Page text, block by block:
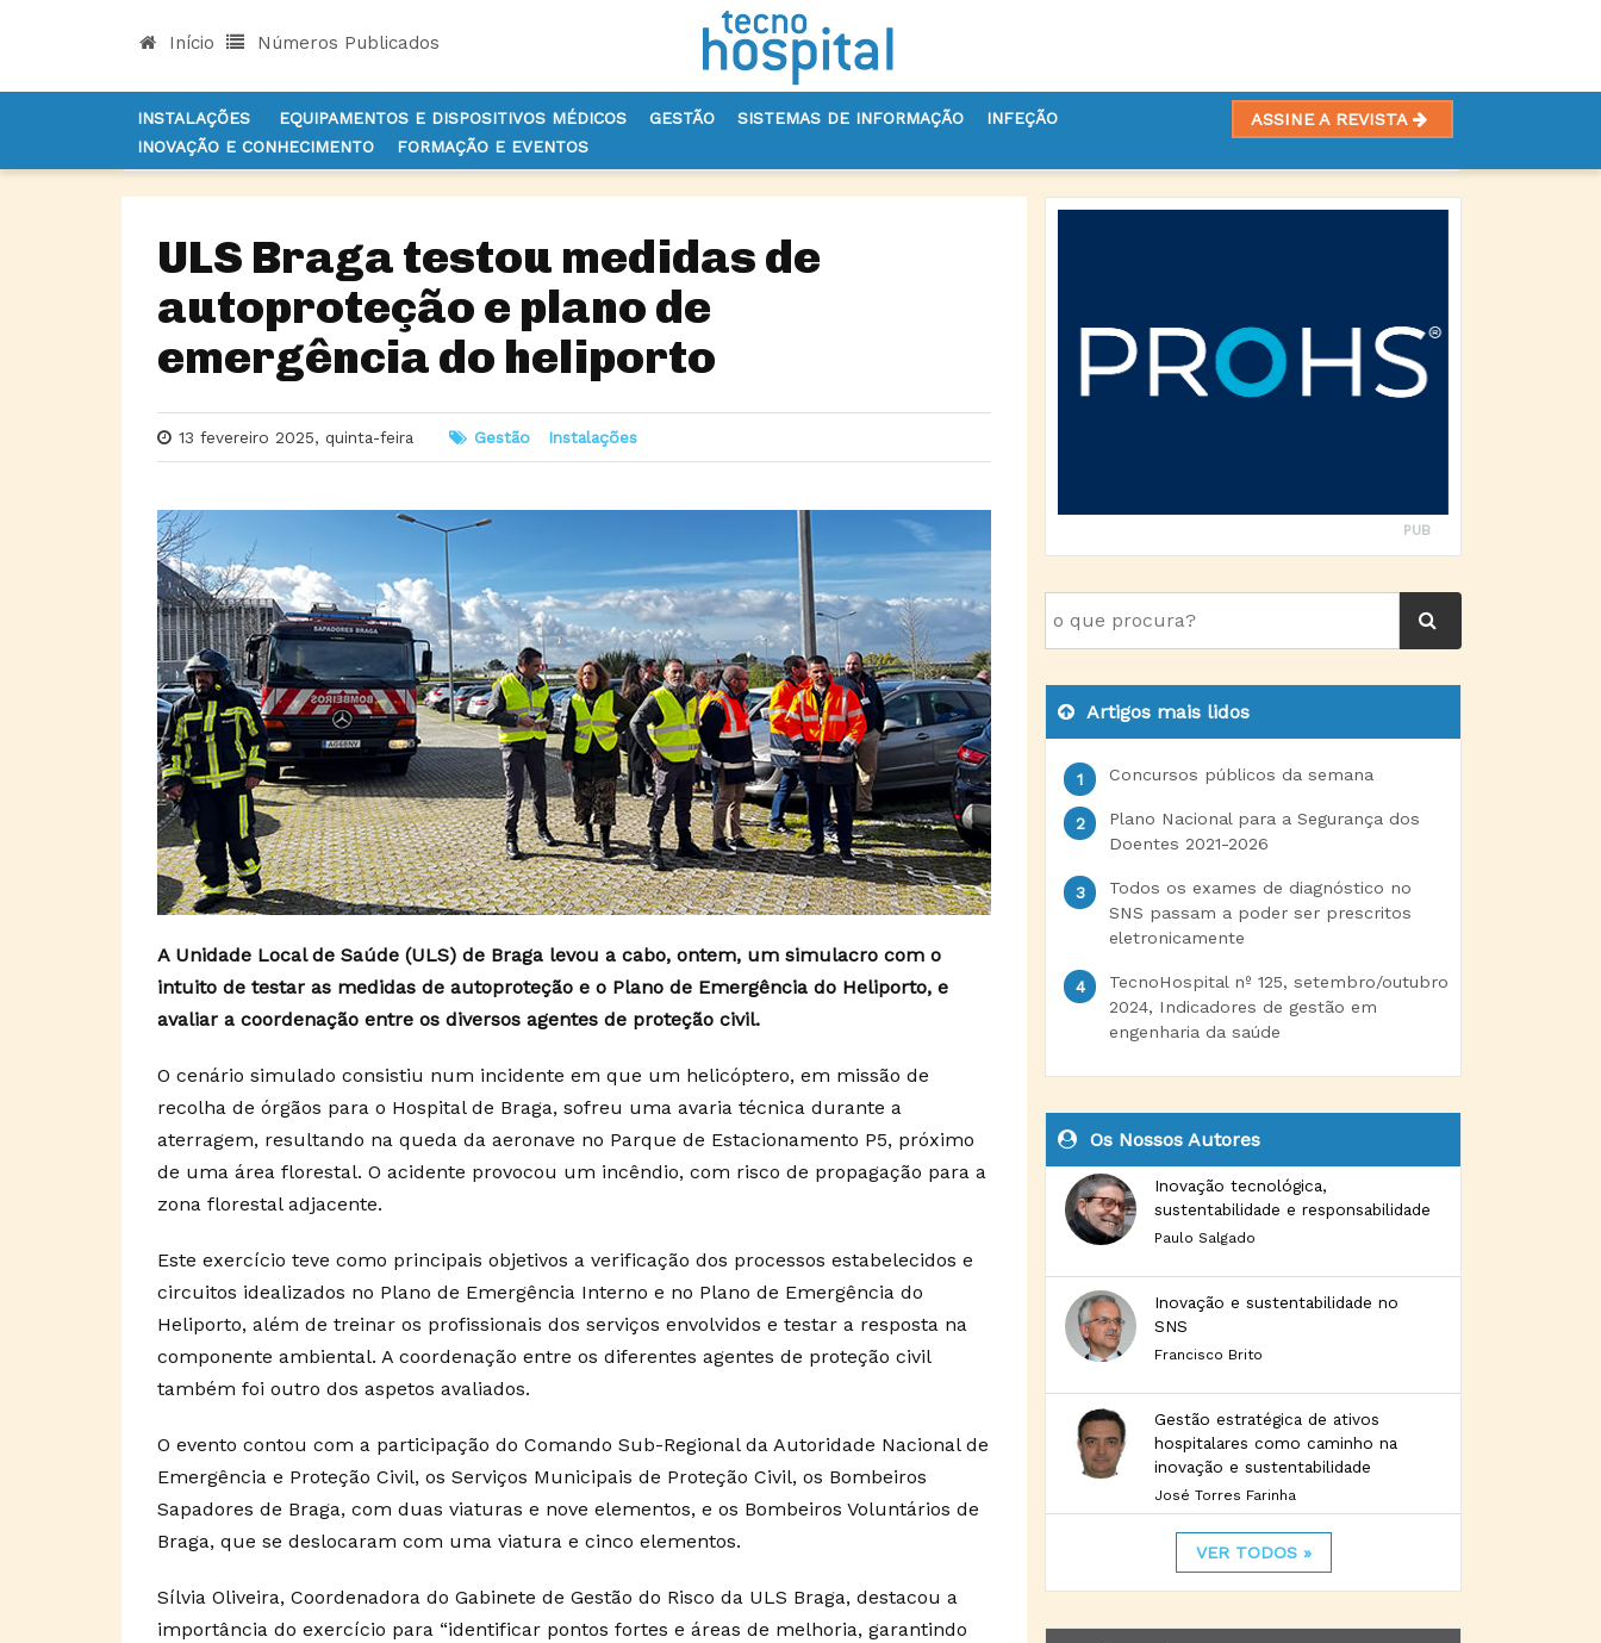
Início Números Publicados
INSTALAÇÕES EQUIPAMENTOS E DISPOSITIVOS MÉDICOS GESTÃO SISTEMAS DE INFORMAÇÃO
INFEÇÃO
INOVAÇÃO E CONHECIMENTO
FORMAÇÃO E EVENTOS
ASSINE A REVISTA
INÍCIO NOTÍCIAS GESTÃO ULS BRAGA TESTOU MEDIDAS DE AUTOPROTEÇÃO E PLANO DE EMERGÊNCIA DO HELIPORTO
ULS Braga testou medidas de
autoproteção e plano de
emergência do heliporto
13 fevereiro 2025, quinta-feira Gestão Instalações
A Unidade Local de Saúde (ULS) de Braga levou a cabo, ontem, um simulacro com o
intuito de testar as medidas de autoproteção e o Plano de Emergência do Heliporto, e
avaliar a coordenação entre os diversos agentes de proteção civil.
O cenário simulado consistiu num incidente em que um helicóptero, em missão de
recolha de órgãos para o Hospital de Braga, sofreu uma avaria técnica durante a
aterragem, resultando na queda da aeronave no Parque de Estacionamento P5, próximo
de uma área florestal. O acidente provocou um incêndio, com risco de propagação para a
zona florestal adjacente.
Este exercício teve como principais objetivos a verificação dos processos estabelecidos e
circuitos idealizados no Plano de Emergência Interno e no Plano de Emergência do
Heliporto, além de treinar os profissionais dos serviços envolvidos e testar a resposta na
componente ambiental. A coordenação entre os diferentes agentes de proteção civil
também foi outro dos aspetos avaliados.
O evento contou com a participação do Comando Sub-Regional da Autoridade Nacional de
Emergência e Proteção Civil, os Serviços Municipais de Proteção Civil, os Bombeiros
Sapadores de Braga, com duas viaturas e nove elementos, e os Bombeiros Voluntários de
Braga, que se deslocaram com uma viatura e cinco elementos.
Sílvia Oliveira, Coordenadora do Gabinete de Gestão do Risco da ULS Braga, destacou a
importância do exercício para “identificar pontos fortes e áreas de melhoria, garantindo
PUB
Artigos mais lidos
Concursos públicos da semana
Plano Nacional para a Segurança dos
Doentes 2021-2026
Todos os exames de diagnóstico no
SNS passam a poder ser prescritos
eletronicamente
TecnoHospital nº 125, setembro/outubro
2024, Indicadores de gestão em
engenharia da saúde
Os Nossos Autores
Inovação tecnológica,
sustentabilidade e responsabilidade
Paulo Salgado
Inovação e sustentabilidade no
SNS
Francisco Brito
Gestão estratégica de ativos
hospitalares como caminho na
inovação e sustentabilidade
José Torres Farinha
VER TODOS »